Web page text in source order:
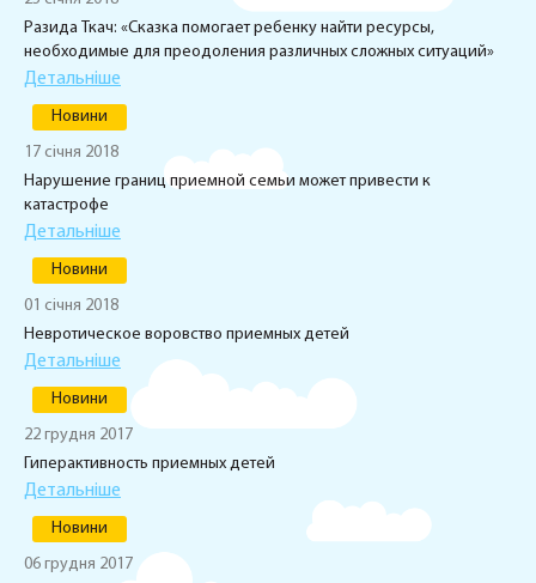
Разида Ткач: «Сказка помогает ребенку найти ресурсы,
необходимые для преодоления различных сложных ситуаций»
Детальніше
Новини
17 січня 2018
Нарушение границ приемной семьи может привести к
катастрофе
Детальніше
Новини
01 січня 2018
Невротическое воровство приемных детей
Детальніше
Новини
22 грудня 2017
Гиперактивность приемных детей
Детальніше
Новини
06 грудня 2017